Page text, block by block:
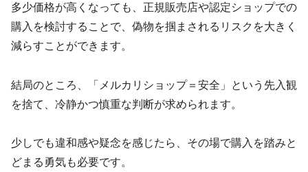
多少価格が高くなっても、正規販売店や認定ショップでの
購入を検討することで、偽物を掴まされるリスクを大きく
減らすことができます。
結局のところ、「メルカリショップ＝安全」という先入観
を捨て、冷静かつ慎重な判断が求められます。
少しでも違和感や疑念を感じたら、その場で購入を踏みと
どまる勇気も必要です。